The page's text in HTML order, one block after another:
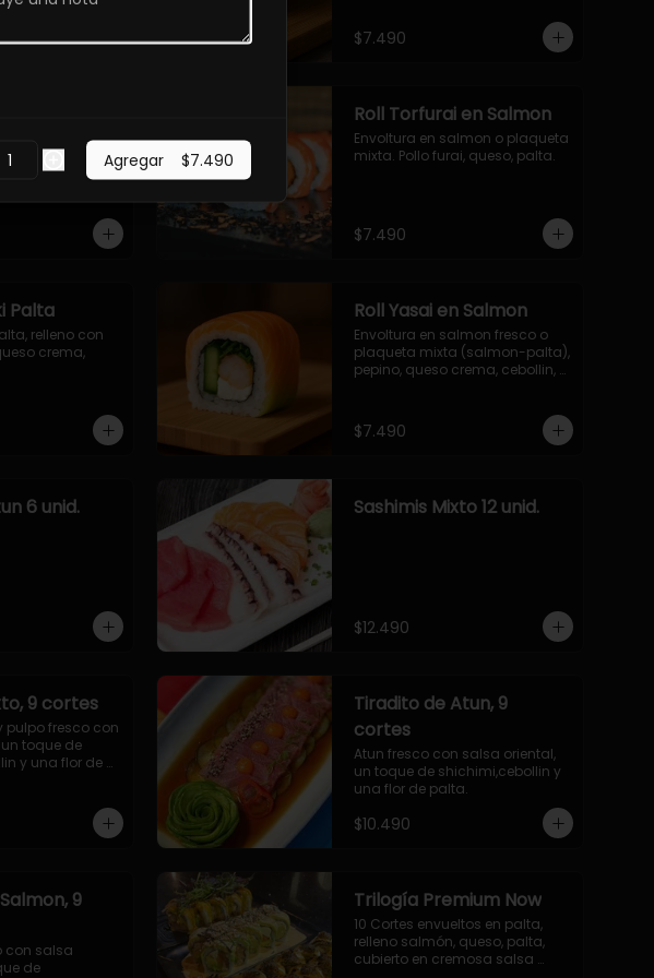
$7.490
furai, palta,
Roll Torfurai en Salmon
Envoltura en salmon o plaqueta
mixta. Pollo furai, queso, palta.
$7.490
Palta
relleno con
crema,
Roll Yasai en Salmon
Envoltura en salmon fresco o
plaqueta mixta (salmon-palta),
pepino, queso crema, cebollin,
$7.490
6 unid. Sashimis Mixto 12 unid.
$12.490
9 cortes
pulpo fresco con
toque de
y una flor de
Tiradito de Atun, 9
cortes
Atun fresco con salsa oriental,
un toque de shichimi,cebollin y
una flor de palta.
$10.490
9
con salsa
de
Trilogía Premium Now
10 Cortes envueltos en palta,
relleno salmón, queso, palta,
cubierto en cremosa salsa
Agregar $7.490